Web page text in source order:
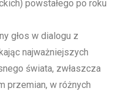
powstałego po roku
głos w dialogu z
najważniejszych
świata, zwłaszcza
przemian, w różnych